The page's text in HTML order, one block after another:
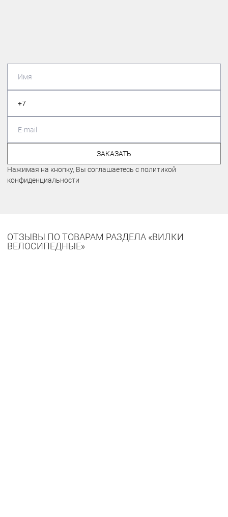
ЗАКАЗАТЬ
Нажимая на кнопку, Вы соглашаетесь с политикой
конфиденциальности
ОТЗЫВЫ ПО ТОВАРАМ РАЗДЕЛА «ВИЛКИ
ВЕЛОСИПЕДНЫЕ»